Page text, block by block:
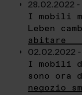
28.02.2022 -
I mobili
Leben
abitare
02.02.2022 -
I mobili di
sono ora
negozio